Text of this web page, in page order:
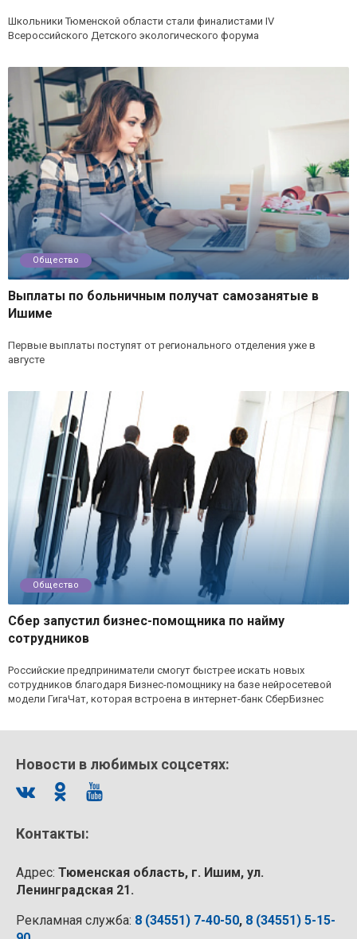
Школьники Тюменской области стали финалистами IV
Всероссийского Детского экологического форума
Общество
Выплаты по больничным получат самозанятые в
Ишиме
Первые выплаты поступят от регионального отделения уже в
августе
Общество
Сбер запустил бизнес-помощника по найму
сотрудников
Российские предприниматели смогут быстрее искать новых
сотрудников благодаря Бизнес-помощнику на базе нейросетевой
модели ГигаЧат, которая встроена в интернет-банк СберБизнес
Новости в любимых соцсетях:
Контакты:
Адрес: Тюменская область, г. Ишим, ул.
Ленинградская 21.
Рекламная служба: 8 (34551) 7-40-50, 8 (34551) 5-15-